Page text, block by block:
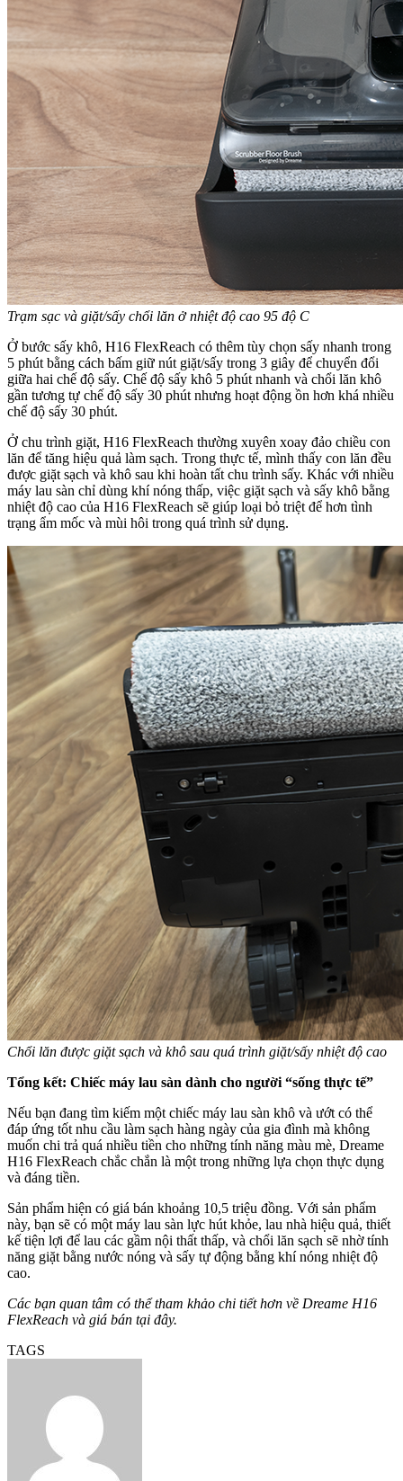
Trạm sạc và giặt/sấy chổi lăn ở nhiệt độ cao 95 độ C
Ở bước sấy khô, H16 FlexReach có thêm tùy chọn sấy nhanh trong
5 phút bằng cách bấm giữ nút giặt/sấy trong 3 giây để chuyển đổi
giữa hai chế độ sấy. Chế độ sấy khô 5 phút nhanh và chổi lăn khô
gần tương tự chế độ sấy 30 phút nhưng hoạt động ồn hơn khá nhiều
chế độ sấy 30 phút.
Ở chu trình giặt, H16 FlexReach thường xuyên xoay đảo chiều con
lăn để tăng hiệu quả làm sạch. Trong thực tế, mình thấy con lăn đều
được giặt sạch và khô sau khi hoàn tất chu trình sấy. Khác với nhiều
máy lau sàn chỉ dùng khí nóng thấp, việc giặt sạch và sấy khô bằng
nhiệt độ cao của H16 FlexReach sẽ giúp loại bỏ triệt để hơn tình
trạng ẩm mốc và mùi hôi trong quá trình sử dụng.
Chổi lăn được giặt sạch và khô sau quá trình giặt/sấy nhiệt độ cao
Tổng kết: Chiếc máy lau sàn dành cho người “sống thực tế”
Nếu bạn đang tìm kiếm một chiếc máy lau sàn khô và ướt có thể
đáp ứng tốt nhu cầu làm sạch hàng ngày của gia đình mà không
muốn chi trả quá nhiều tiền cho những tính năng màu mè, Dreame
H16 FlexReach chắc chắn là một trong những lựa chọn thực dụng
và đáng tiền.
Sản phẩm hiện có giá bán khoảng 10,5 triệu đồng. Với sản phẩm
này, bạn sẽ có một máy lau sàn lực hút khỏe, lau nhà hiệu quả, thiết
kế tiện lợi để lau các gầm nội thất thấp, và chổi lăn sạch sẽ nhờ tính
năng giặt bằng nước nóng và sấy tự động bằng khí nóng nhiệt độ
cao.
Các bạn quan tâm có thể tham khảo chi tiết hơn về Dreame H16
FlexReach và giá bán tại đây.
TAGS